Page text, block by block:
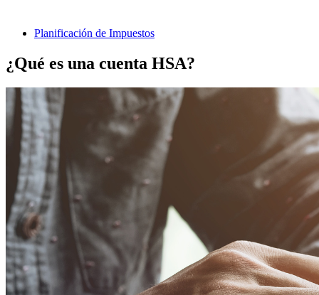
Planificación de Impuestos
¿Qué es una cuenta HSA?